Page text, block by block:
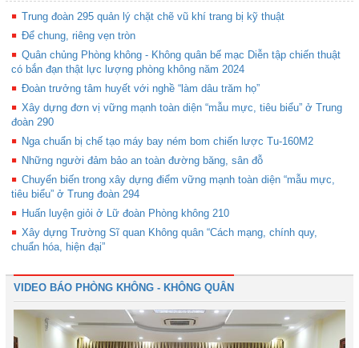
Trung đoàn 295 quản lý chặt chẽ vũ khí trang bị kỹ thuật
Để chung, riêng vẹn tròn
Quân chủng Phòng không - Không quân bế mạc Diễn tập chiến thuật
có bắn đạn thật lực lượng phòng không năm 2024
Đoàn trưởng tâm huyết với nghề “làm dâu trăm họ”
Xây dựng đơn vị vững mạnh toàn diện “mẫu mực, tiêu biểu” ở Trung
đoàn 290
Nga chuẩn bị chế tạo máy bay ném bom chiến lược Tu-160M2
Những người đảm bảo an toàn đường băng, sân đỗ
Chuyển biến trong xây dựng điểm vững mạnh toàn diện “mẫu mực,
tiêu biểu” ở Trung đoàn 294
Huấn luyện giỏi ở Lữ đoàn Phòng không 210
Xây dựng Trường Sĩ quan Không quân “Cách mạng, chính quy,
chuẩn hóa, hiện đại”
VIDEO BÁO PHÒNG KHÔNG - KHÔNG QUÂN